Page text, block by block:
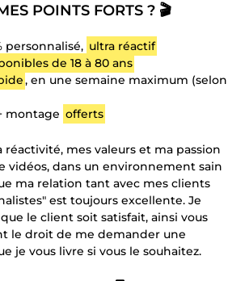
POINTS FORTS ? 🎬
personnalisé, ultra réactif
de 18 à 80 ans
, en une semaine maximum (selon
montage offerts
réactivité, mes valeurs et ma passion
vidéos, dans un environnement sain
ma relation tant avec mes clients
est toujours excellente. Je
le client soit satisfait, ainsi vous
le droit de me demander une
je vous livre si vous le souhaitez.